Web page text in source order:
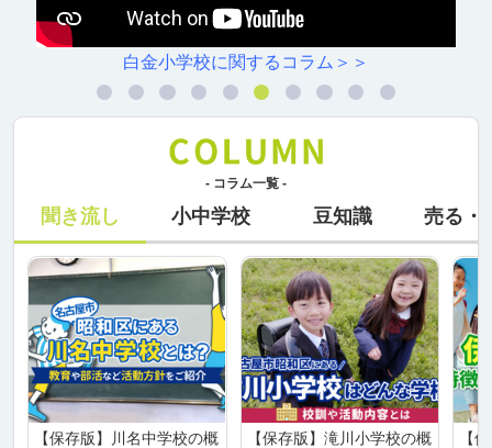
白金小学校に関するコラム＞＞
- コラム一覧 -
聞き流し 小中学校 豆知識 売る・
【保存版】川名中学校の概
【保存版】滝川小学校の概
【